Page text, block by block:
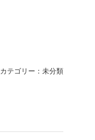
カテゴリー：未分類